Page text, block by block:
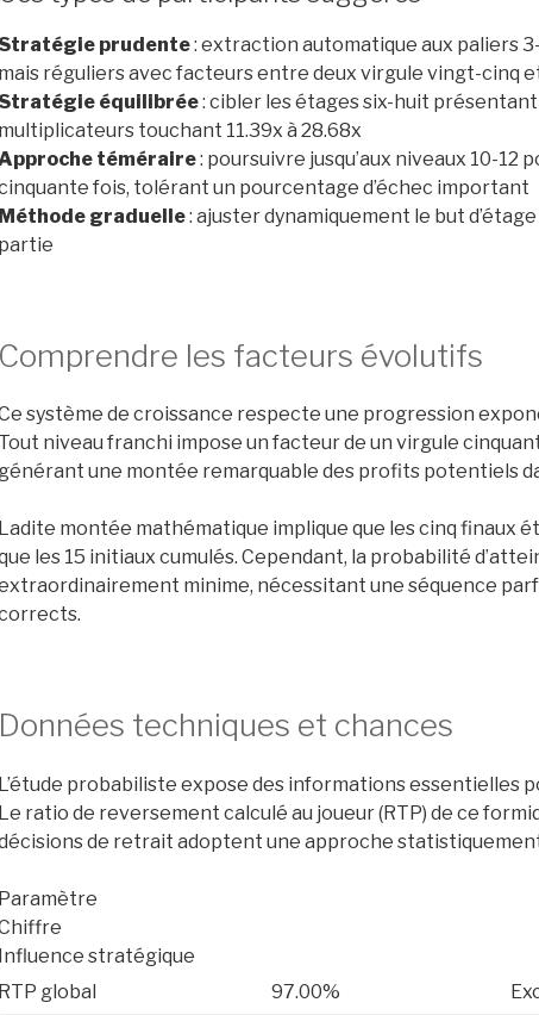
Stratégie prudente: extraction automatique aux paliers
mais réguliers avec facteurs entre deux virgule vingt-cinq
Stratégie équilibrée: cibler les étages six-huit
multiplicateurs touchant 11.39x à 28.68x
téméraire: poursuivre jusqu’aux niveaux 10-12
fois, tolérant un pourcentage d’échec important
Méthode graduelle: ajuster dynamiquement le but
partie
Comprendre les facteurs évolutifs
système de croissance respecte une progression
Tout niveau franchi impose un facteur de un virgule
générant une montée remarquable des profits potentiels
Ladite montée mathématique implique que les cinq finaux
les 15 initiaux cumulés. Cependant, la probabilité
minime, nécessitant une séquence
Données techniques et chances
L’étude probabiliste expose des informations
Le ratio de reversement calculé au joueur (RTP) de ce
de retrait adoptent une approche
Paramètre
Influence stratégique
RTP global
97.00%